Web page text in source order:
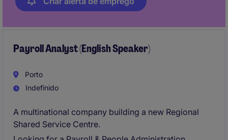
Payroll Analyst (English Speaker)
Porto
Indefinido
A multinational company building a new Regional
Shared Service Centre.